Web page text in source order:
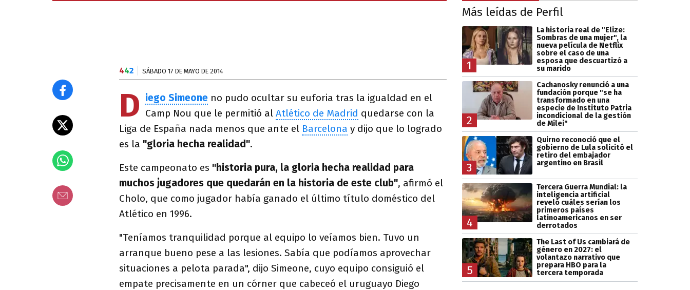
442 SÁBADO 17 DE MAYO DE 2014
D iego Simeone no pudo ocultar su euforia tras la igualdad en el
Camp Nou que le permitió al Atlético de Madrid quedarse con la
Liga de España nada menos que ante el Barcelona y dijo que lo logrado
es la "gloria hecha realidad".
Este campeonato es "historia pura, la gloria hecha realidad para
muchos jugadores que quedarán en la historia de este club", afirmó el
Cholo, que como jugador había ganado el último título doméstico del
Atlético en 1996.
"Teníamos tranquilidad porque al equipo lo veíamos bien. Tuvo un
arranque bueno pese a las lesiones. Sabía que podíamos aprovechar
situaciones a pelota parada", dijo Simeone, cuyo equipo consiguió el
empate precisamente en un córner que cabeceó el uruguayo Diego
Más leídas de Perfil
1
La historia real de "Elize:
Sombras de una mujer", la
nueva película de Netflix
sobre el caso de una
esposa que descuartizó a
su marido
2
Cachanosky renunció a una
fundación porque "se ha
transformado en una
especie de Instituto Patria
incondicional de la gestión
de Milei"
3
Quirno reconoció que el
gobierno de Lula solicitó el
retiro del embajador
argentino en Brasil
4
Tercera Guerra Mundial: la
inteligencia artificial
reveló cuáles serían los
primeros países
latinoamericanos en ser
derrotados
5
The Last of Us cambiará de
género en 2027: el
volantazo narrativo que
prepara HBO para la
tercera temporada